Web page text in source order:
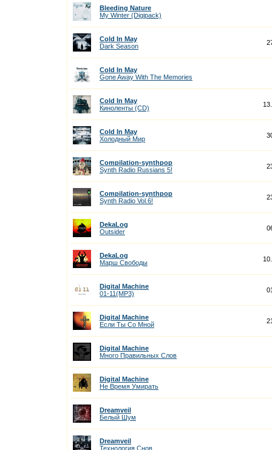
Bleeding Nature
My Winter (Digipack)
Cold In May
Dark Season
Cold In May
Gone Away With The Memories
Cold In May
Киноленты (CD)
Cold In May
Холодный Мир
Compilation-synthpop
Synth Radio Russians 5!
Compilation-synthpop
Synth Radio Vol.6!
DekaLog
Outsider
DekaLog
Марш Свободы
Digital Machine
01-11(MP3)
Digital Machine
Если Ты Со Мной
Digital Machine
Много Правильных Слов
Digital Machine
Не Время Умирать
Dreamveil
Белый Шум
Dreamveil
Технология Снов